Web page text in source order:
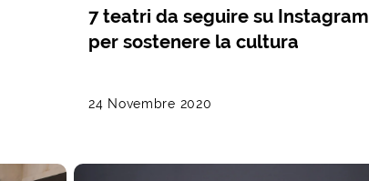
7 teatri da seguire su Instagram
per sostenere la cultura
24 Novembre 2020